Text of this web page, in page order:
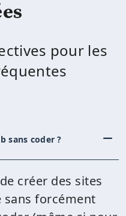
pour les
sans coder ?
créer des sites
forcément